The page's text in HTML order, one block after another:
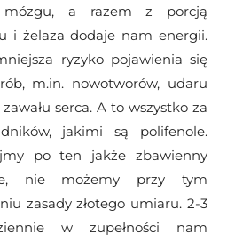
mózgu, a razem z porcją
i żelaza dodaje nam energii.
ryzyko pojawienia się
m.in. nowotworów, udaru
serca. A to wszystko za
jakimi są polifenole.
po ten jakże zbawienny
nie możemy przy tym
zasady złotego umiaru. 2-3
w zupełności nam